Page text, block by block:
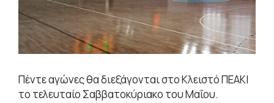
Πέντε αγώνες θα διεξάγονται στο Κλειστό ΠΕΑΚΙ
το τελευταίο Σαββατοκύριακο του Μαΐου.